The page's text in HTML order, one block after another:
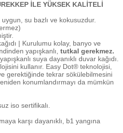
İLE YÜKSEK KALİTELİ
su bazlı ve kokusuzdur.
| Kurulumu kolay, banyo ve
yapışkanlı, tutkal gerekmez.
suya dayanıklı duvar kağıdı.
kullanır. Easy Dot® teknolojisi,
gerektiğinde tekrar sökülebilmesini
konumlandırmayı da mümkün
iso sertifikalı.
karşı dayanıklı, b1 yangına